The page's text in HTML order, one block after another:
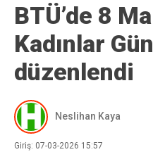
BTÜ’de 8
Kadınlar
düzenlendi
Neslihan Kaya
Giriş: 07-03-2026 15:57